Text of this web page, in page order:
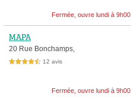
Fermée, ouvre lundi à 9h00
MAPA
20 Rue Bonchamps,
4,5 étoiles sur 5 12 avis
Fermée, ouvre lundi à 9h00